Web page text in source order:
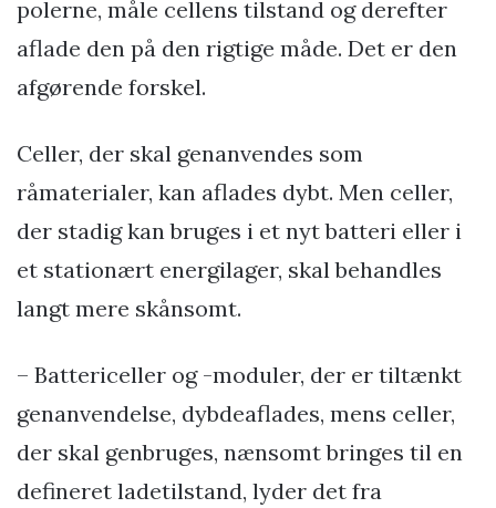
polerne, måle cellens tilstand og derefter
aflade den på den rigtige måde. Det er den
afgørende forskel.
Celler, der skal genanvendes som
råmaterialer, kan aflades dybt. Men celler,
der stadig kan bruges i et nyt batteri eller i
et stationært energilager, skal behandles
langt mere skånsomt.
– Battericeller og -moduler, der er tiltænkt
genanvendelse, dybdeaflades, mens celler,
der skal genbruges, nænsomt bringes til en
defineret ladetilstand, lyder det fra